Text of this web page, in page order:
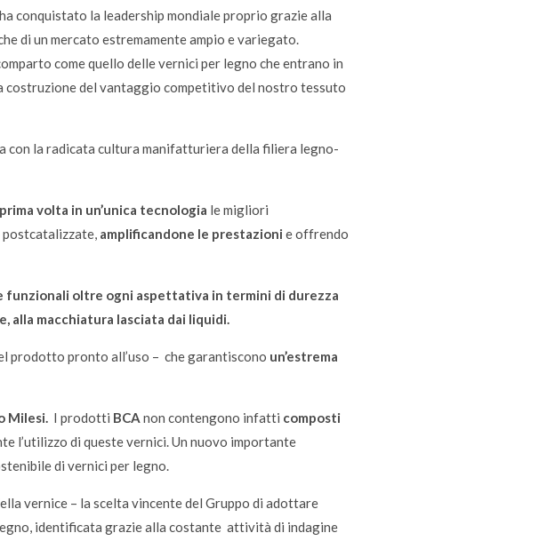
conquistato la leadership mondiale proprio grazie alla
di un mercato estremamente ampio e variegato.
come quello delle vernici per legno che entrano in
del vantaggio competitivo del nostro tessuto
con la radicata cultura manifatturiera della filiera legno-
volta in un’unica tecnologia le migliori
amplificandone le prestazioni e offrendo
funzionali oltre ogni aspettativa in termini di durezza
alla macchiatura lasciata dai liquidi.
prodotto pronto all’uso – che garantiscono un’estrema
Milesi. I prodotti BCA non contengono infatti composti
l’utilizzo di queste vernici. Un nuovo importante
di vernici per legno.
vernice – la scelta vincente del Gruppo di adottare
identificata grazie alla costante attività di indagine